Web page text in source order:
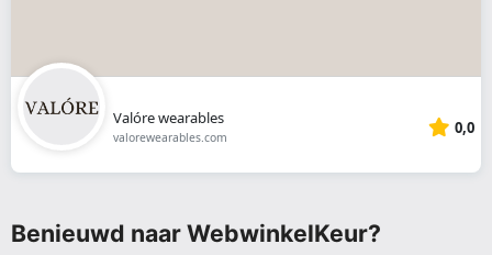
Valóre wearables
valorewearables.com 0,0
Benieuwd naar WebwinkelKeur?